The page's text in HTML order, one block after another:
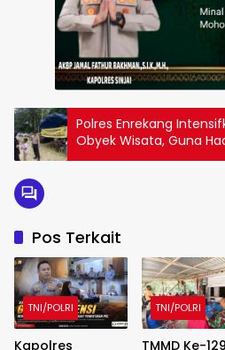
Polres Enrekang
Obyek Wisata, Guna
kepada Wisatawan
Pos Terkait
TNI/POLRI
Kapolres
TNI/POLRI
TMMD Ke-129